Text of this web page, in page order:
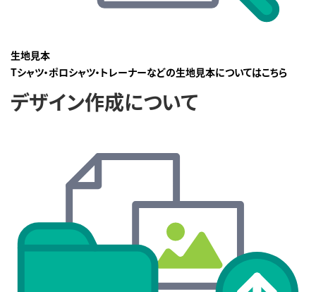
生地見本
Tシャツ・ポロシャツ・トレーナーなどの生地見本についてはこちら
デザイン作成について